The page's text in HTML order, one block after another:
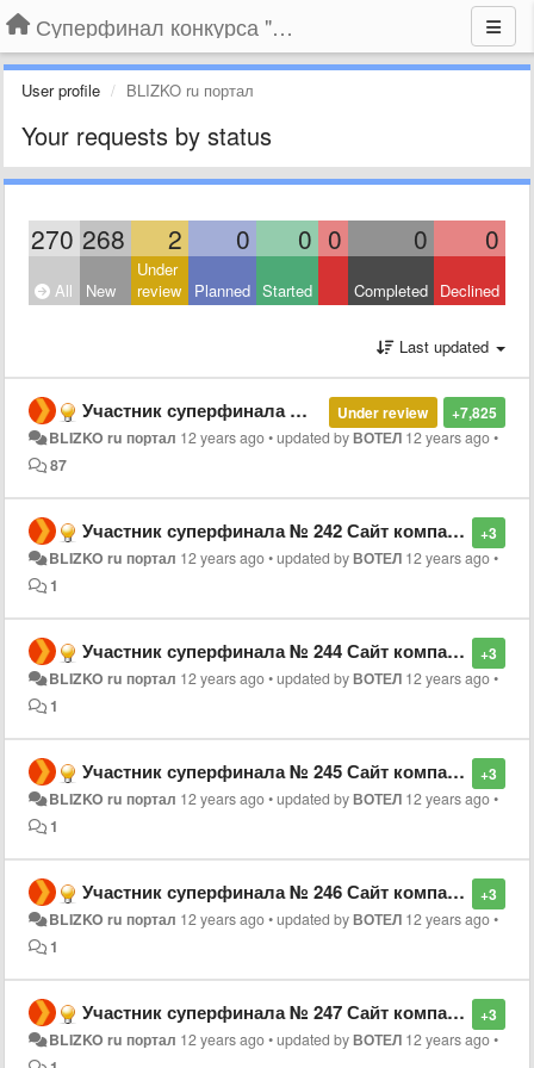
Суперфинал конкурса "Компания года-2014" на BLIZKO.ru
User profile BLIZKO ru портал
Your requests by status
270 268 2 0 0 0 0 0
All New
Under
review
Planned Started Completed Declined
Last updated
+7,825
Under review
Участник суперфинала № 25. Сайт компании «Маугли-74», г. Челябинск
BLIZKO ru портал 12 years ago•updated byВОТЕЛ 12 years ago•
87
+3
Участник суперфинала № 242 Сайт компании «Производство. Мебельная компания Merossi», г. Киров
BLIZKO ru портал 12 years ago•updated byВОТЕЛ 12 years ago•
1
+3
Участник суперфинала № 244 Сайт компании «Новосел-Коммерц», г. Екатеринбург
BLIZKO ru портал 12 years ago•updated byВОТЕЛ 12 years ago•
1
+3
Участник суперфинала № 245 Сайт компании «RBT-Казань», г. Казань
BLIZKO ru портал 12 years ago•updated byВОТЕЛ 12 years ago•
1
+3
Участник суперфинала № 246 Сайт компании «Стандарты охраны труда и экологии», г. Екатеринбург
BLIZKO ru портал 12 years ago•updated byВОТЕЛ 12 years ago•
1
+3
Участник суперфинала № 247 Сайт компании «Ярославль», г. Санкт-Петербург
BLIZKO ru портал 12 years ago•updated byВОТЕЛ 12 years ago•